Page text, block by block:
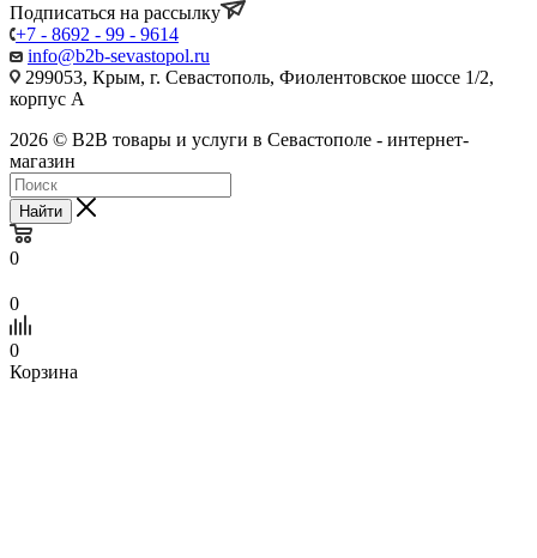
Подписаться на рассылку
+7 - 8692 - 99 - 9614
info@b2b-sevastopol.ru
299053, Крым, г. Севастополь, Фиолентовское шоссе 1/2,
корпус А
2026 © B2B товары и услуги в Севастополе - интернет-
магазин
Найти
0
0
0
Корзина